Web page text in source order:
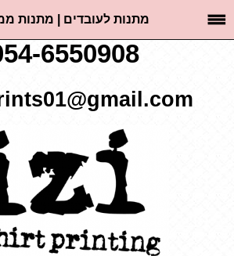
מתנות לעובדים | מתנות
6550908